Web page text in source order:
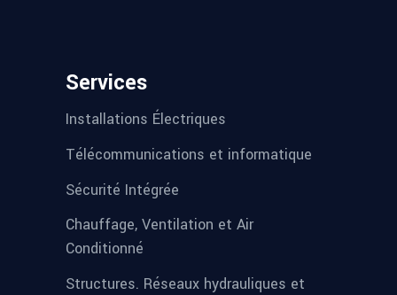
Services
Installations Électriques
Télécommunications et informatique
Sécurité Intégrée
Chauffage, Ventilation et Air
Conditionné
Structures. Réseaux hydrauliques et